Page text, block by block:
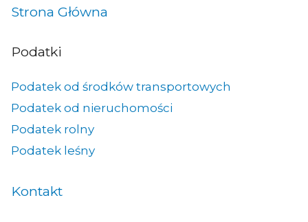
Strona Główna
Podatki
Podatek od środków transportowych
Podatek od nieruchomości
Podatek rolny
Podatek leśny
Kontakt